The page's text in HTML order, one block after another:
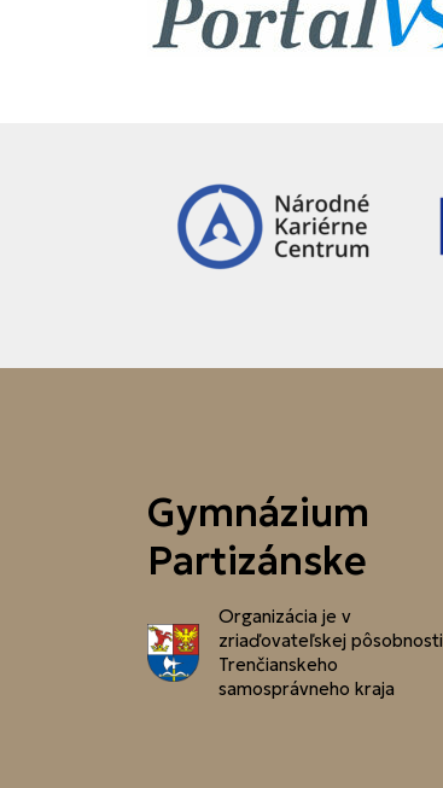
Gymnázium
Partizánske
Organizácia je v
zriaďovateľskej pôsobnosti
Trenčianskeho
samosprávneho kraja